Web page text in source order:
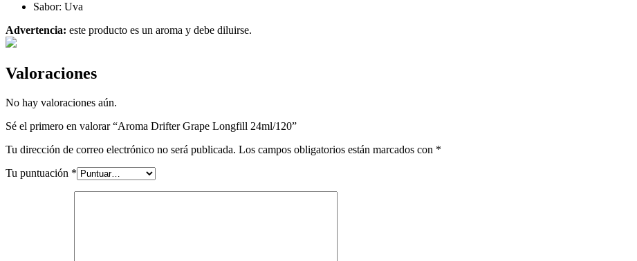
Sabor: Uva
Advertencia: este producto es un aroma y debe diluirse.
Valoraciones
No hay valoraciones aún.
Sé el primero en valorar “Aroma Drifter Grape Longfill 24ml/120”
Tu dirección de correo electrónico no será publicada. Los campos obligatorios están marcados con *
Tu puntuación *